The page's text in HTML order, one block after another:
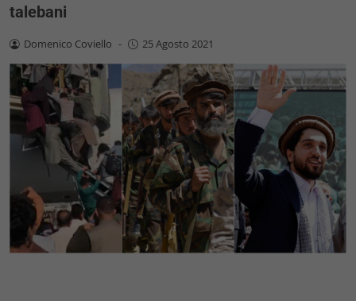
talebani
Domenico Coviello - 25 Agosto 2021